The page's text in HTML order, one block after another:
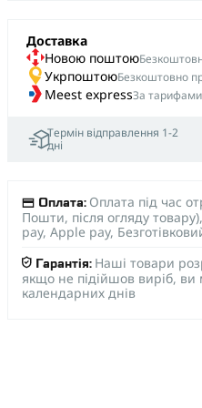
Доставка
Новою поштою
УкрпоштоюБезкоштовно
Meest expressЗа тарифами
Термін відправлення 1-2
дні
Оплата: Оплата під час
Пошти, після огляду
pay, Apple pay,
Гарантія: Наші товари
якщо не підійшов виріб, ви
календарних днів